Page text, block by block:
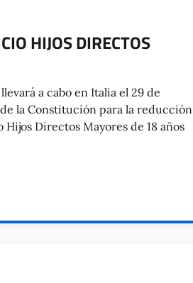
HIJOS DIRECTOS
a cabo en Italia el 29 de
la Constitución para la reducción
Directos Mayores de 18 años